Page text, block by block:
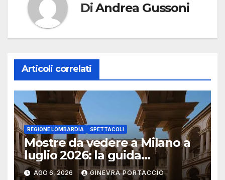
DiAndrea Gussoni
Articoli correlati
REGIONE LOMBARDIA SPETTACOLI
Mostre da vedere a Milano a
luglio 2026: la guida
aggiornata
AGO 6, 2026 GINEVRA PORTACCIO